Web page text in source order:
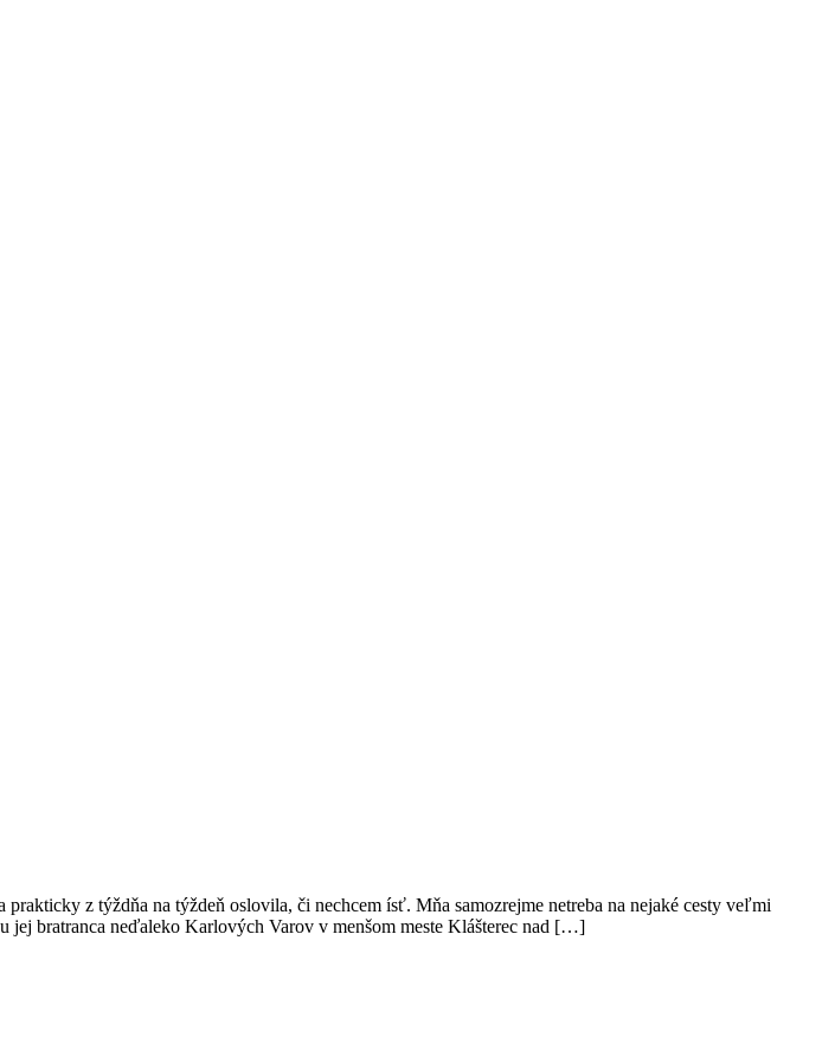
z týždňa na týždeň oslovila, či nechcem ísť. Mňa samozrejme netreba na nejaké cesty veľmi
jej bratranca neďaleko Karlových Varov v menšom meste Klášterec nad […]